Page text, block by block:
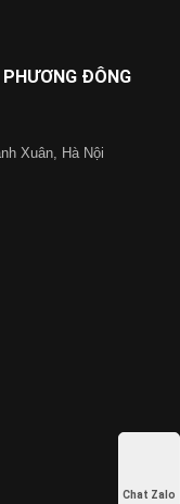
ĐÔNG
Xuân, Hà Nội
Chat Zalo